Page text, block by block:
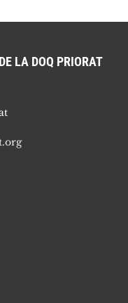
LA DOQ PRIORAT